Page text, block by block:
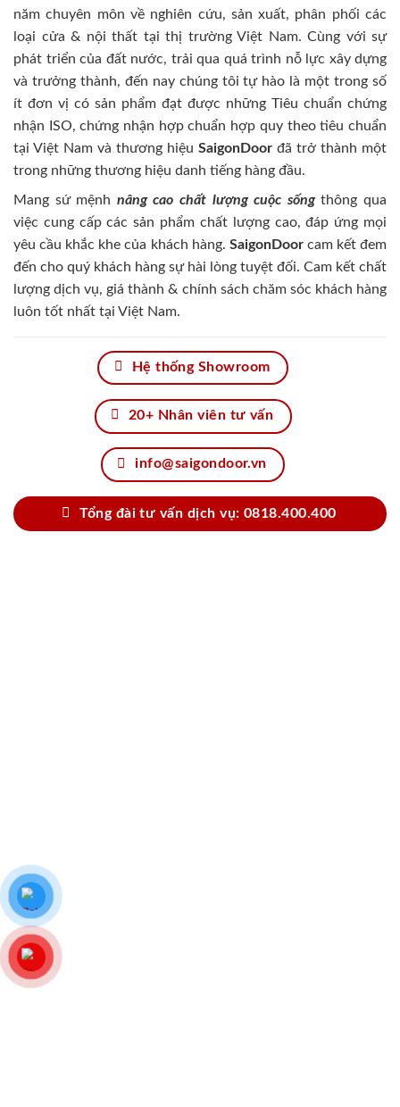
năm chuyên môn về nghiên cứu, sản xuất, phân phối các
loại cửa & nội thất tại thị trường Việt Nam. Cùng với sự
phát triển của đất nước, trải qua quá trình nỗ lực xây dựng
và trưởng thành, đến nay chúng tôi tự hào là một trong số
ít đơn vị có sản phẩm đạt được những Tiêu chuẩn chứng
nhận ISO, chứng nhận hợp chuẩn hợp quy theo tiêu chuẩn
tại Việt Nam và thương hiệu SaigonDoor đã trở thành một
trong những thương hiệu danh tiếng hàng đầu.
Mang sứ mệnh nâng cao chất lượng cuộc sốngthông qua
việc cung cấp các sản phẩm chất lượng cao, đáp ứng mọi
yêu cầu khắc khe của khách hàng. SaigonDoorcam kết đem
đến cho quý khách hàng sự hài lòng tuyệt đối. Cam kết chất
lượng dịch vụ, giá thành & chính sách chăm sóc khách hàng
luôn tốt nhất tại Việt Nam.
Hệ thống Showroom
20+ Nhân viên tư vấn
info@saigondoor.vn
Tổng đài tư vấn dịch vụ: 0818.400.400